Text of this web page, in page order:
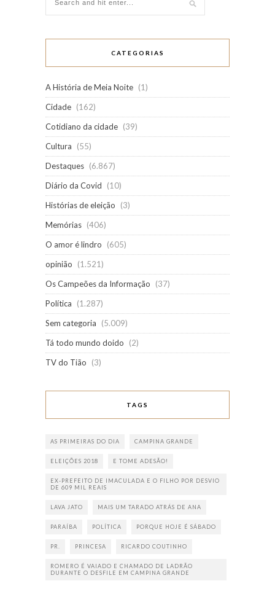
CATEGORIAS
A História de Meia Noite (1)
Cidade (162)
Cotidiano da cidade (39)
Cultura
(55)
Destaques (6.867)
Diário da Covid
(10)
Histórias de eleição
(3)
Memórias (406)
O amor é lindro
(605)
opinião
(1.521)
Os Campeões da Informação
(37)
Política
(1.287)
Sem categoria
(5.009)
Tá todo mundo doido
(2)
TV do Tião
(3)
TAGS
AS PRIMEIRAS DO DIA CAMPINA GRANDE
ELEIÇÕES 2018 E TOME ADESÃO!
EX-PREFEITO DE IMACULADA E O FILHO POR DESVIO
DE 609 MIL REAIS
LAVA JATO MAIS UM TARADO ATRÁS DE ANA
PARAÍBA POLÍTICA PORQUE HOJE É SÁBADO
PR. PRINCESA RICARDO COUTINHO
ROMERO É VAIADO E CHAMADO DE LADRÃO
DURANTE O DESFILE EM CAMPINA GRANDE